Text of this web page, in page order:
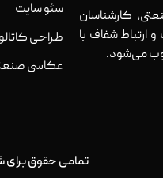
کارشناسان
ارتباط شفاف با
می‌شود.
سئو سایت
طراحی
عکاسی
تمامی حقوق برای